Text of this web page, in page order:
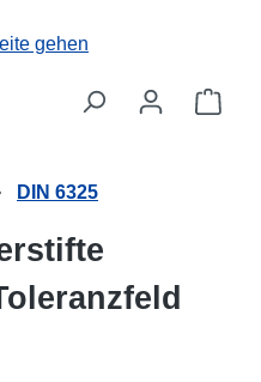
DIN 6325